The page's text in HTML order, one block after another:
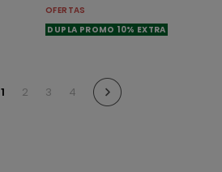
OFERTAS
DUPLA PROMO 10% EXTRA
1 2 3 4